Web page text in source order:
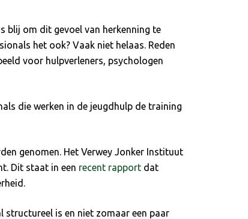
blij om dit gevoel van herkenning te
het ook? Vaak niet helaas. Reden
voor hulpverleners, psychologen
die werken in de jeugdhulp de training
genomen. Het Verwey Jonker Instituut
Dit staat in een recent rapport dat
structureel is en niet zomaar een paar